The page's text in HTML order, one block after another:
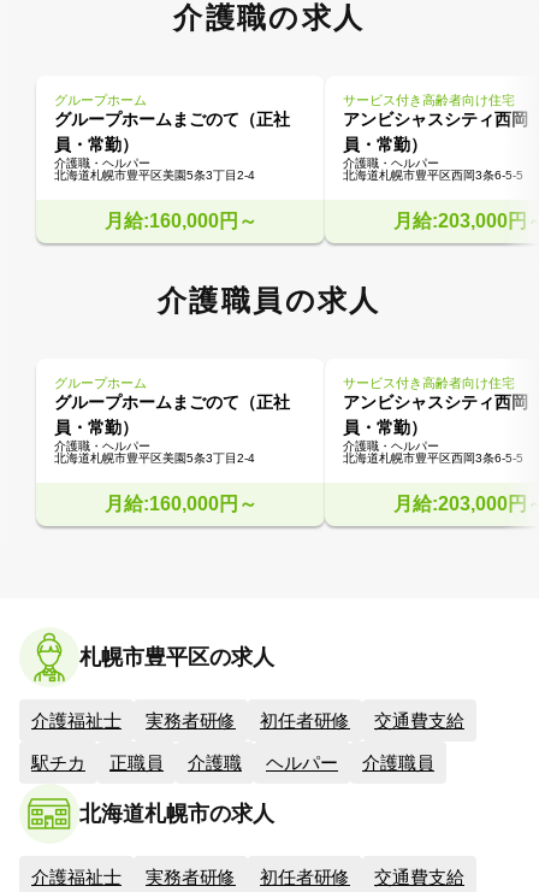
介護職の求人
グループホーム
グループホームまごのて（正社
員・常勤）
介護職・ヘルパー
北海道札幌市豊平区美園5条3丁目2-4
月給:160,000円～
サービス付き高齢者向け住宅
アンビシャスシティ西岡
員・常勤）
介護職・ヘルパー
北海道札幌市豊平区西岡3条6-5-5
月給:203,000円
介護職員の求人
グループホーム
グループホームまごのて（正社
員・常勤）
介護職・ヘルパー
北海道札幌市豊平区美園5条3丁目2-4
月給:160,000円～
サービス付き高齢者向け住宅
アンビシャスシティ西岡
員・常勤）
介護職・ヘルパー
北海道札幌市豊平区西岡3条6-5-5
月給:203,000円
札幌市豊平区の求人
介護福祉士 実務者研修 初任者研修 交通費支給
駅チカ 正職員 介護職 ヘルパー 介護職員
北海道札幌市の求人
介護福祉士 実務者研修 初任者研修 交通費支給